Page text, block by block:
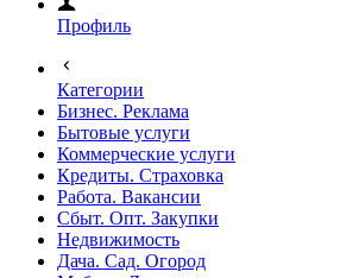
Профиль
Категории
Бизнес. Реклама
Бытовые услуги
Коммерческие услуги
Кредиты. Страховка
Работа. Вакансии
Сбыт. Опт. Закупки
Недвижимость
Дача. Сад. Огород